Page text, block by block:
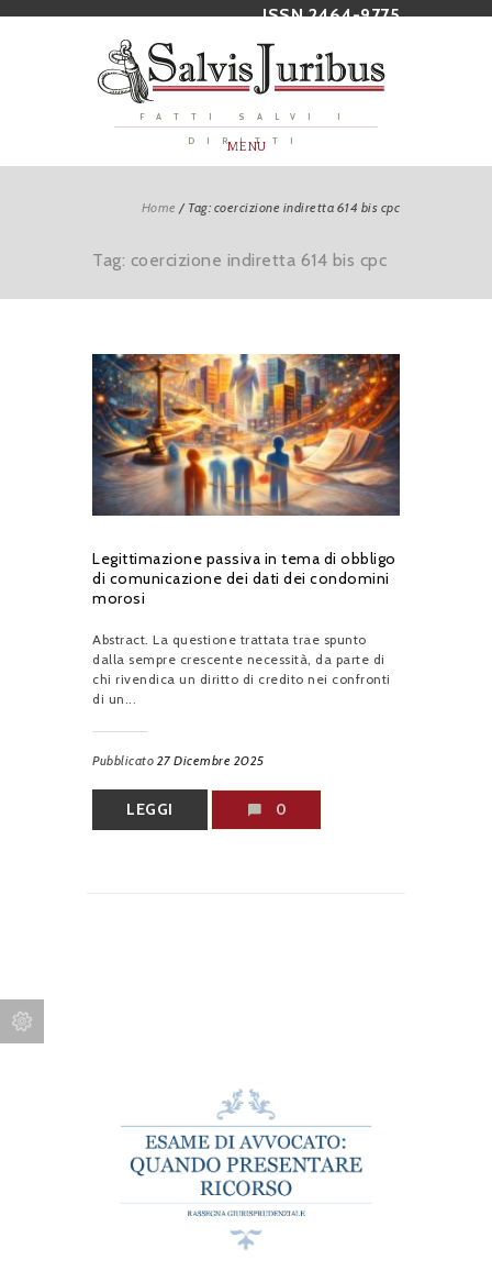
ISSN 2464-9775
FATTI SALVI I
DIRITTI
MENU
Home / Tag: coercizione indiretta 614 bis cpc
Tag: coercizione indiretta 614 bis cpc
Legittimazione passiva in tema di obbligo
di comunicazione dei dati dei condomini
morosi
Abstract. La questione trattata trae spunto
dalla sempre crescente necessità, da parte di
chi rivendica un diritto di credito nei confronti
di un...
Pubblicato 27 Dicembre 2025
LEGGI 0